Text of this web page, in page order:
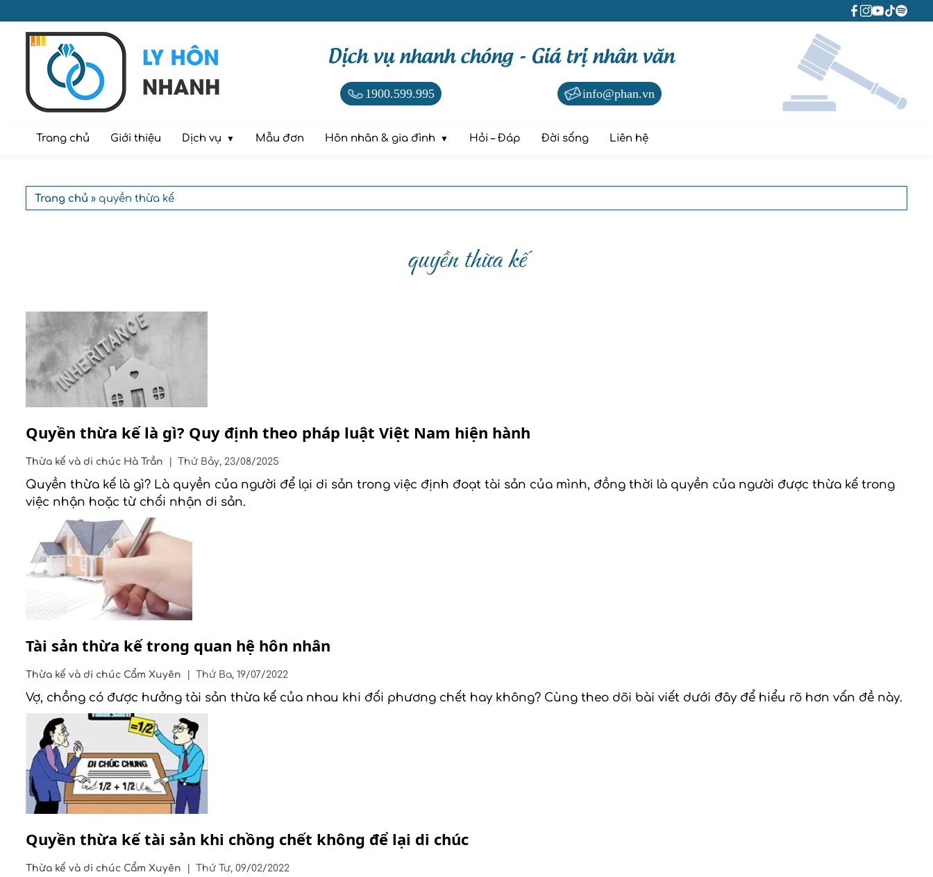
Dịch vụ nhanh chóng - Giá trị nhân văn
1900.599.995 info@phan.vn
Trang chủ Giới thiệu Dịch vụ Mẫu đơn Hôn nhân & gia đình Hỏi – Đáp Đời sống Liên hệ
Trang chủ » quyền thừa kế
quyền thừa kế
Quyền thừa kế là gì? Quy định theo pháp luật Việt Nam hiện hành
Thừa kế và di chúc Hà Trần Thứ Bảy, 23/08/2025
Quyền thừa kế là gì? Là quyền của người để lại di sản trong việc định đoạt tài sản của mình, đồng thời là quyền của người được thừa kế trong
việc nhận hoặc từ chối nhận di sản.
Tài sản thừa kế trong quan hệ hôn nhân
Thừa kế và di chúc Cẩm Xuyên Thứ Ba, 19/07/2022
Vợ, chồng có được hưởng tài sản thừa kế của nhau khi đối phương chết hay không? Cùng theo dõi bài viết dưới đây để hiểu rõ hơn vấn đề này.
Quyền thừa kế tài sản khi chồng chết không để lại di chúc
Thừa kế và di chúc Cẩm Xuyên Thứ Tư, 09/02/2022